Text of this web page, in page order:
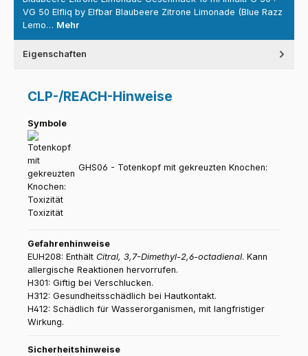
VG 50 Elfliq by Elfbar Blaubeere Zitrone Limonade (Blue Razz
Lemo… Mehr
Eigenschaften
CLP-/REACH-Hinweise
Symbole
GHS06 - Totenkopf mit gekreuzten Knochen:
Toxizität
Gefahrenhinweise
EUH208: Enthält Citral, 3,7-Dimethyl-2,6-octadienal. Kann
allergische Reaktionen hervorrufen.
H301: Giftig bei Verschlucken.
H312: Gesundheitsschädlich bei Hautkontakt.
H412: Schädlich für Wasserorganismen, mit langfristiger
Wirkung.
Sicherheitshinweise